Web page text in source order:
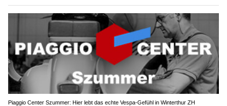
Piaggio Center Szummer: Hier lebt das echte Vespa-Gefühl in Winterthur ZH